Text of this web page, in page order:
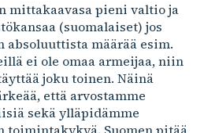
mittakaavasa pieni valtio ja
(suomalaiset) jos
absoluuttista määrää esim.
ei ole omaa armeijaa, niin
joku toinen. Näinä
että arvostamme
sekä ylläpidämme